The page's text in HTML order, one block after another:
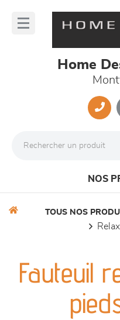
Home
NOS
séjours
meubles de
TOUS NOS
Fauteuil